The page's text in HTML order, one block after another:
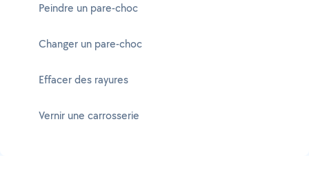
Peindre un pare-choc
Changer un pare-choc
Effacer des rayures
Vernir une carrosserie